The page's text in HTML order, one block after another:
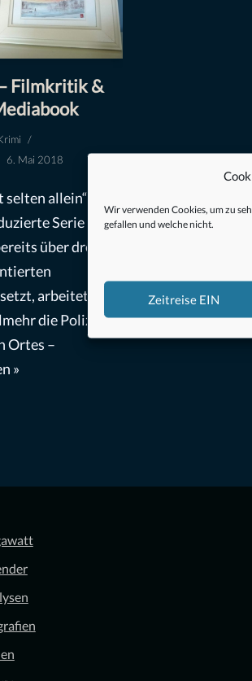
Wir verwenden Cookies, um zu
gefallen und welche nicht.
Zeitreise EIN
Filmkritik &
6. Mai 2018
allein“ Die
Serie
über drei
arbeitet jede
die Polizei
Ortes –
»